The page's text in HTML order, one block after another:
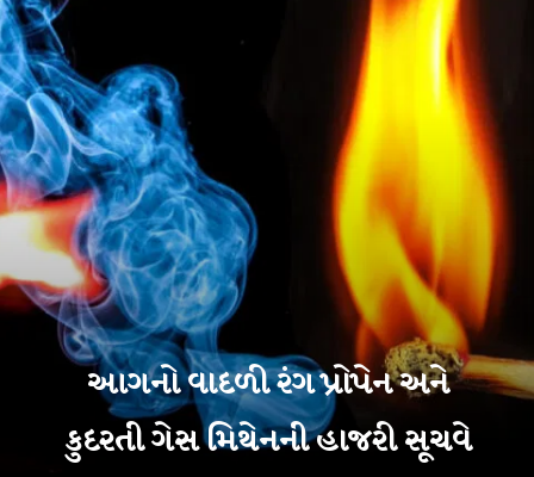
આગનો વાદળી રંગ પ્રોપેન અને
કુદરતી ગેસ મિથેનની હાજરી સૂચવે